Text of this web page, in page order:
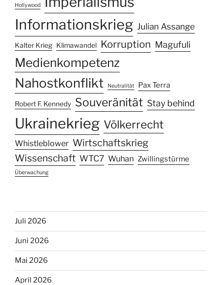
Hollywood
Informationskrieg Julian Assange
Kalter Krieg Klimawandel Korruption Magufuli
Medienkompetenz
Nahostkonflikt Neutralität Pax Terra
Robert F. Kennedy Souveränität Stay behind
Ukrainekrieg Völkerrecht
Whistleblower Wirtschaftskrieg
Wissenschaft WTC7 Wuhan Zwillingstürme
Überwachung
Juli 2026
Juni 2026
Mai 2026
April 2026